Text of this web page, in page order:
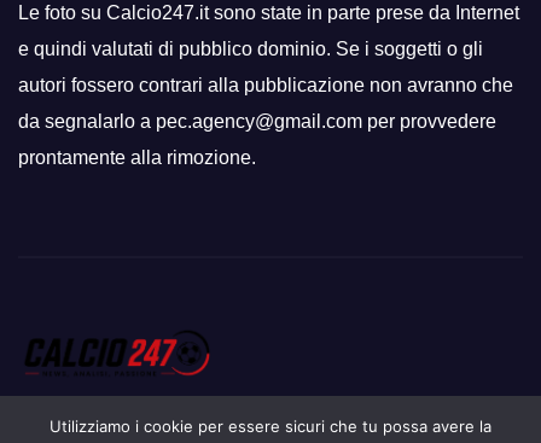
Le foto su Calcio247.it sono state in parte prese da Internet
e quindi valutati di pubblico dominio. Se i soggetti o gli
autori fossero contrari alla pubblicazione non avranno che
da segnalarlo a pec.agency@gmail.com per provvedere
prontamente alla rimozione.
Utilizziamo i cookie per essere sicuri che tu possa avere la